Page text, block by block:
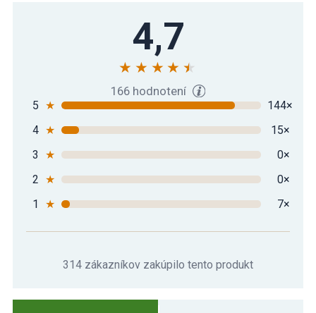
Podložka na jógu MOVIT 190 x 100 x 1,5
cm – kráľovská modrá
Podložka na jógu MOVIT 190 x 100 x 1,5
cm – žltá
4,7
166 hodnotení
5 ★
144×
4 ★
15×
3
★
0×
2 ★
0×
1
★ 7×
314 zákazníkov zakúpilo tento produkt